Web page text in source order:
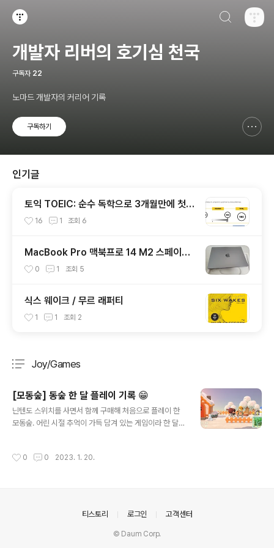
개발자 리버의 호기심 천국
구독자 22
노마드 개발자의 커리어 기록
구독하기
인기글
토익 TOEIC: 순수 독학으로 3개월만에 첫시
험 980점 받은 후기
16 1 조회 6
MacBook Pro 맥북프로 14 M2 스페이스
그레이 리뷰
0 1 조회 5
식스 웨이크 / 무르 래퍼티
1 1 조회 2
Joy/Games
[모동숲] 동숲 한 달 플레이 기록 😁
닌텐도 스위치를 사면서 함께 구매해 처음으로 플레이 한
모동숲. 어린 시절 추억이 가득 담겨 있는 게임이라 한 달
고 캠핑 용품을 놨는데 친구가 와서 앉아 있었다 ㅎㅎ 처음
을사무소가 큰 건물이 된 날 기념식을 했다 ㅎㅎ 보고 있으
면 기분 좋아지는 저 폭죽! 얼마 전 집도 증축해서 침실 +
주방 / 거실로 공간 나누기! 내가 좋아하는 따뜻한 분위기를
0 0 2023. 1. 20.
티스토리 로그인 고객센터
© Daum Corp.